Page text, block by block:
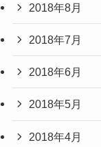
2018年8月
2018年7月
2018年6月
2018年5月
2018年4月